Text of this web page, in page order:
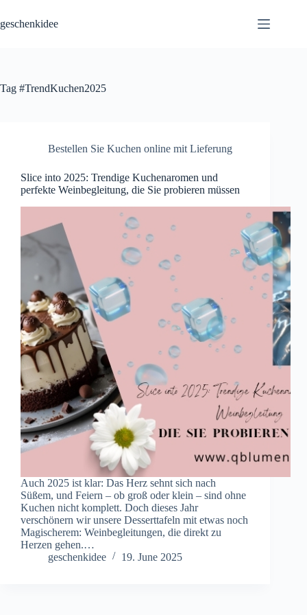
content
geschenkidee
Tag #TrendKuchen2025
Bestellen Sie Kuchen online mit Lieferung
Slice into 2025: Trendige Kuchenaromen und
perfekte Weinbegleitung, die Sie probieren müssen
Auch 2025 ist klar: Das Herz sehnt sich nach
Süßem, und Feiern – ob groß oder klein – sind ohne
Kuchen nicht komplett. Doch dieses Jahr
verschönern wir unsere Desserttafeln mit etwas noch
Magischerem: Weinbegleitungen, die direkt zu
Herzen gehen.…
geschenkidee
19. June 2025